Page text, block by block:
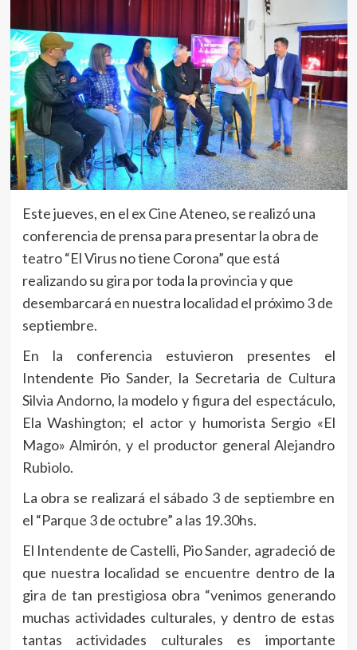
Este jueves, en el ex Cine Ateneo, se realizó una
conferencia de prensa para presentar la obra de
teatro “El Virus no tiene Corona” que está
realizando su gira por toda la provincia y que
desembarcará en nuestra localidad el próximo 3 de
septiembre.
En la conferencia estuvieron presentes el
Intendente Pio Sander, la Secretaria de Cultura
Silvia Andorno, la modelo y figura del espectáculo,
Ela Washington; el actor y humorista Sergio «El
Mago» Almirón, y el productor general Alejandro
Rubiolo.
La obra se realizará el sábado 3 de septiembre en
el “Parque 3 de octubre” a las 19.30hs.
El Intendente de Castelli, Pio Sander, agradeció de
que nuestra localidad se encuentre dentro de la
gira de tan prestigiosa obra “venimos generando
muchas actividades culturales, y dentro de estas
tantas actividades culturales es importante